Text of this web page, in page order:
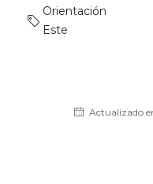
Orientación
Este
Actualizado